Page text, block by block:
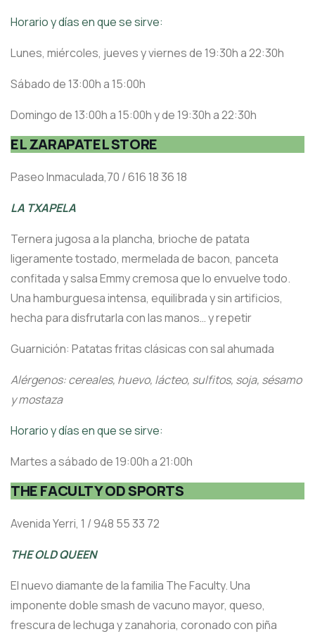
Horario y días en que se sirve:
Lunes, miércoles, jueves y viernes de 19:30h a 22:30h
Sábado de 13:00h a 15:00h
Domingo de 13:00h a 15:00h y de 19:30h a 22:30h
EL ZARAPATEL STORE
Paseo Inmaculada,70 / 616 18 36 18
LA TXAPELA
Ternera jugosa a la plancha, brioche de patata
ligeramente tostado, mermelada de bacon, panceta
confitada y salsa Emmy cremosa que lo envuelve todo.
Una hamburguesa intensa, equilibrada y sin artificios,
hecha para disfrutarla con las manos… y repetir
Guarnición: Patatas fritas clásicas con sal ahumada
Alérgenos: cereales, huevo, lácteo, sulfitos, soja, sésamo
y mostaza
Horario y días en que se sirve:
Martes a sábado de 19:00h a 21:00h
THE FACULTY OD SPORTS
Avenida Yerri, 1 / 948 55 33 72
THE OLD QUEEN
El nuevo diamante de la familia The Faculty. Una
imponente doble smash de vacuno mayor, queso,
frescura de lechuga y zanahoria, coronado con piña